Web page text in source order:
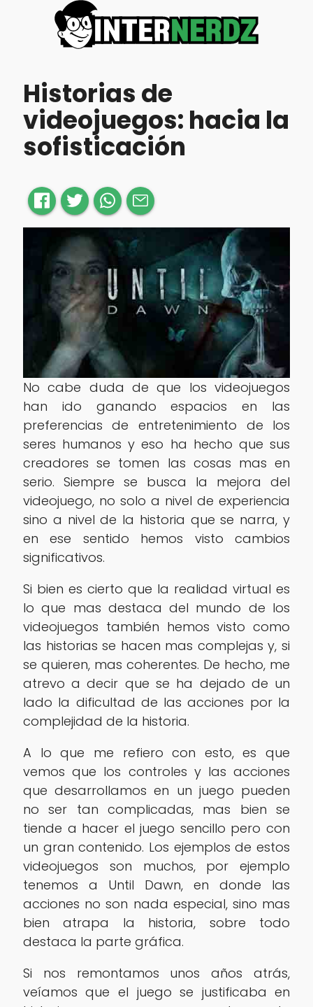
Historias de
videojuegos: hacia la
sofisticación
No cabe duda de que los videojuegos
han ido ganando espacios en las
preferencias de entretenimiento de los
seres humanos y eso ha hecho que sus
creadores se tomen las cosas mas en
serio. Siempre se busca la mejora del
videojuego, no solo a nivel de experiencia
sino a nivel de la historia que se narra, y
en ese sentido hemos visto cambios
significativos.
Si bien es cierto que la realidad virtual es
lo que mas destaca del mundo de los
videojuegos también hemos visto como
las historias se hacen mas complejas y, si
se quieren, mas coherentes. De hecho, me
atrevo a decir que se ha dejado de un
lado la dificultad de las acciones por la
complejidad de la historia.
A lo que me refiero con esto, es que
vemos que los controles y las acciones
que desarrollamos en un juego pueden
no ser tan complicadas, mas bien se
tiende a hacer el juego sencillo pero con
un gran contenido. Los ejemplos de estos
videojuegos son muchos, por ejemplo
tenemos a Until Dawn, en donde las
acciones no son nada especial, sino mas
bien atrapa la historia, sobre todo
destaca la parte gráfica.
Si nos remontamos unos años atrás,
veíamos que el juego se justificaba en